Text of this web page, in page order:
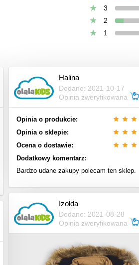
3
2
1
Halina
Dodano: 2021-10-17
Opinia zweryfikowana
Opinia o produkcie:
Opinia o sklepie:
Ocena o dostawie:
Dodatkowy komentarz:
Bardzo udane zakupy polecam ten sklep.
Izolda
Dodano: 2021-08-28
Opinia zweryfikowana